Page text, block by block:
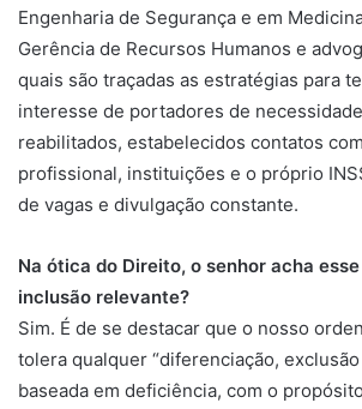
Engenharia de Segurança e em
Gerência de Recursos Humanos e
quais são traçadas as estratégias para
interesse de portadores de
reabilitados, estabelecidos contatos
profissional, instituições e o próprio
de vagas e divulgação constante.
Na ótica do Direito, o senhor acha
inclusão relevante?
Sim. É de se destacar que o nosso
tolera qualquer “diferenciação,
baseada em deficiência, com o